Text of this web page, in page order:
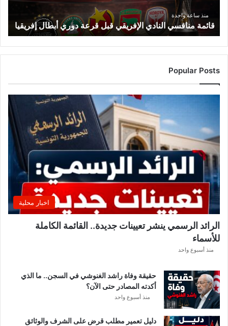
إفريقيامنذ ساعة واحدة
قائمة منافسي النادي الإفريقي قبل قرعة دوري أبطال إفريقيا
Popular Posts
اخبار محلية
الرائد الرسمي ينشر تعيينات جديدة.. القائمة الكاملة
للأسماء
منذ أسبوع واحد
حقيقة وفاة راشد الغنوشي في السجن.. ما الذي
أكدته المصادر حتى الآن؟
منذ أسبوع واحد
دليل تعمير مطلب قرض على الشرف والوثائق